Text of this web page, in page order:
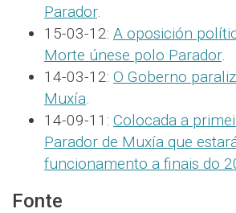
Parador.
15-03-12: A oposición
Morte únese polo Parador.
14-03-12: O Goberno
Muxía
14-09-11: Colocada a
Parador de Muxía que
funcionamento a finais do
Fonte